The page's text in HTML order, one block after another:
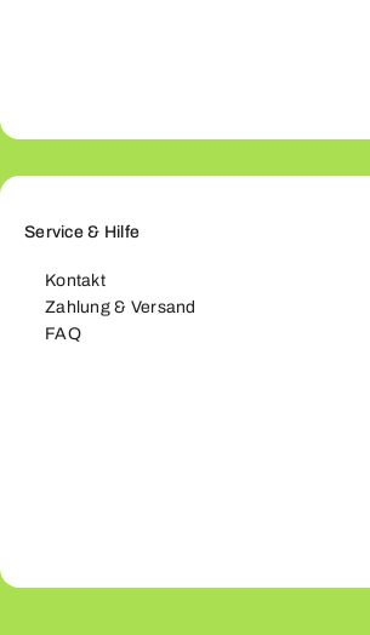
Service & Hilfe
Kontakt
Zahlung & Versand
FAQ